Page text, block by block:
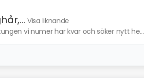
Visa liknande
vi numer har kvar och söker nytt he...